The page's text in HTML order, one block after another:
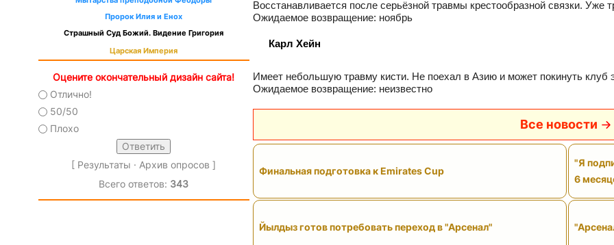
Пророк Илия и Енох
Страшный Суд Божий. Видение Григория
Царская Империя
Оцените окончательный дизайн сайта!
Отлично!
50/50
Плохо
[ Результаты · Архив опросов ]
Всего ответов: 343
Восстанавливается после серьёзной травмы крестообразной связки. Уже
Ожидаемое возвращение: ноябрь
Карл Хейн
Имеет небольшую травму кисти. Не поехал в Азию и может покинуть клуб
Ожидаемое возвращение: неизвестно
Все новости
Финальная подготовка к Emirates Cup
"Я
6
Йылдыз готов потребовать переход в "Арсенал"